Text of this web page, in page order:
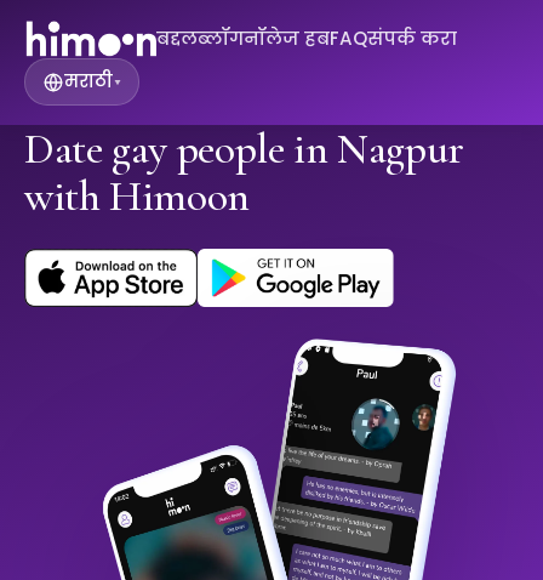
बद्दलब्लॉगनॉलेज हबFAQसंपर्क करा
मराठी▾
Date gay people in Nagpur
with Himoon